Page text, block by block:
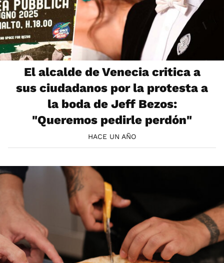
El alcalde de Venecia critica a
sus ciudadanos por la protesta a
la boda de Jeff Bezos:
"Queremos pedirle perdón"
HACE UN AÑO